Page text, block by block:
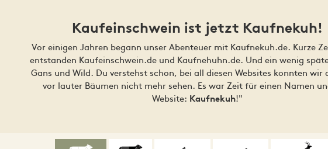
Kaufeinschwein ist jetzt Kaufnekuh!
Vor einigen Jahren begann unser Abenteuer mit Kaufnekuh.de. Kurze
entstanden Kaufeinschwein.de und Kaufnehuhn.de. Und ein wenig
Gans und Wild. Du verstehst schon, bei all diesen Websites konnten wir
vor lauter Bäumen nicht mehr sehen. Es war Zeit für einen Namen
Website: Kaufnekuh!"